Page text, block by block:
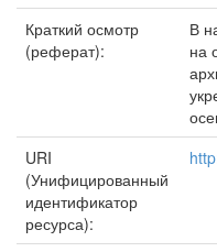
Краткий осмотр
(реферат):
В
на
URI
(Унифицированный
идентификатор
ресурса):